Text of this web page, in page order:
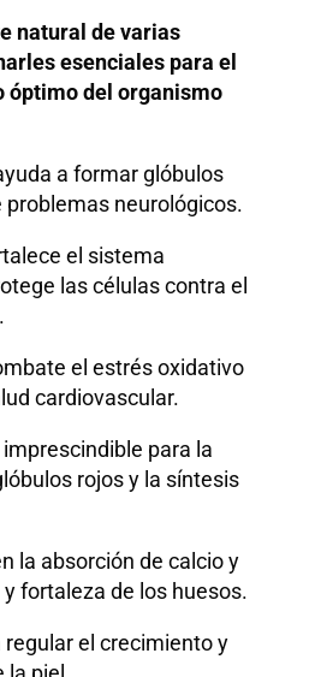
natural de varias
esenciales para el
óptimo del organismo
a formar glóbulos
problemas neurológicos.
el sistema
las células contra el
el estrés oxidativo
cardiovascular.
imprescindible para la
rojos y la síntesis
la absorción de calcio y
fortaleza de los huesos.
regular el crecimiento y